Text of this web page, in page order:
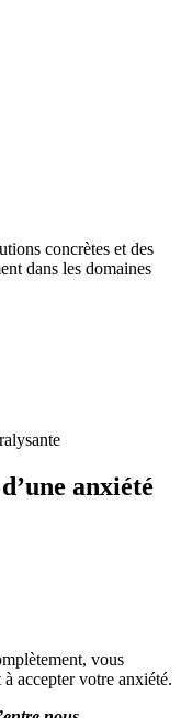
concrètes et des
dans les domaines
anxiété
vous
accepter votre anxiété.